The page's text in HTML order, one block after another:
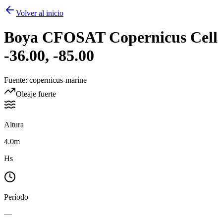
Volver al inicio
Boya CFOSAT Copernicus Cell
-36.00, -85.00
Fuente: copernicus-marine
Oleaje fuerte
Altura
4.0m
Hs
Período
—